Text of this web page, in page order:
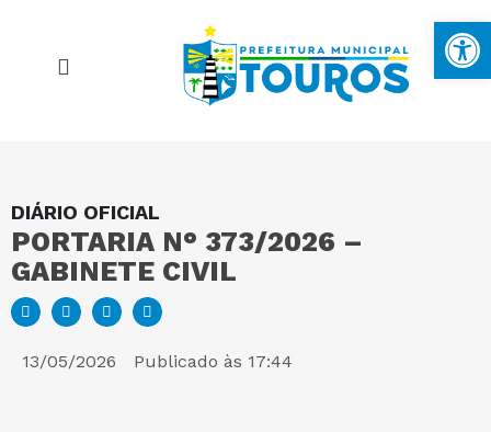
DIÁRIO OFICIAL
PORTARIA N° 373/2026 –
GABINETE CIVIL
13/05/2026 Publicado às 17:44
MAPA DO SITE
PORTAL DA TRANSPARÊNCIA
E-SIC